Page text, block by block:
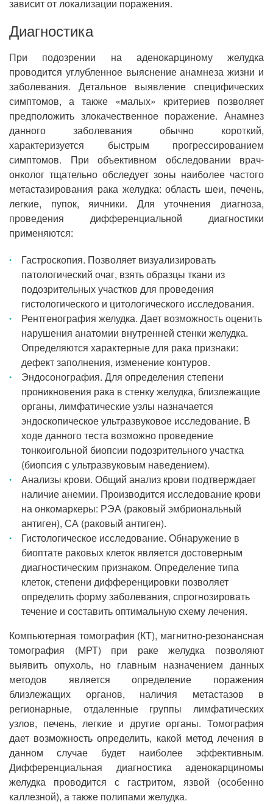
зависит от локализации поражения.
Диагностика
При подозрении на аденокарциному желудка
проводится углубленное выяснение анамнеза жизни и
заболевания. Детальное выявление специфических
симптомов, а также «малых» критериев позволяет
предположить злокачественное поражение. Анамнез
данного заболевания обычно короткий,
характеризуется быстрым прогрессированием
симптомов. При объективном обследовании врач-
онколог тщательно обследует зоны наиболее частого
метастазирования рака желудка: область шеи, печень,
легкие, пупок, яичники. Для уточнения диагноза,
проведения дифференциальной диагностики
применяются:
Гастроскопия. Позволяет визуализировать
патологический очаг, взять образцы ткани из
подозрительных участков для проведения
гистологического и цитологического исследования.
Рентгенография желудка. Дает возможность оценить
нарушения анатомии внутренней стенки желудка.
Определяются характерные для рака признаки:
дефект заполнения, изменение контуров.
Эндосонография. Для определения степени
проникновения рака в стенку желудка, близлежащие
органы, лимфатические узлы назначается
эндоскопическое ультразвуковое исследование. В
ходе данного теста возможно проведение
тонкоигольной биопсии подозрительного участка
(биопсия с ультразвуковым наведением).
Анализы крови. Общий анализ крови подтверждает
наличие анемии. Производится исследование крови
на онкомаркеры: РЭА (раковый эмбриональный
антиген), СА (раковый антиген).
Гистологическое исследование. Обнаружение в
биоптате раковых клеток является достоверным
диагностическим признаком. Определение типа
клеток, степени дифференцировки позволяет
определить форму заболевания, спрогнозировать
течение и составить оптимальную схему лечения.
Компьютерная томография (КТ), магнитно-резонансная
томография (МРТ) при раке желудка позволяют
выявить опухоль, но главным назначением данных
методов является определение поражения
близлежащих органов, наличия метастазов в
регионарные, отдаленные группы лимфатических
узлов, печень, легкие и другие органы. Томография
дает возможность определить, какой метод лечения в
данном случае будет наиболее эффективным.
Дифференциальная диагностика аденокарциномы
желудка проводится с гастритом, язвой (особенно
каллезной), а также полипами желудка.